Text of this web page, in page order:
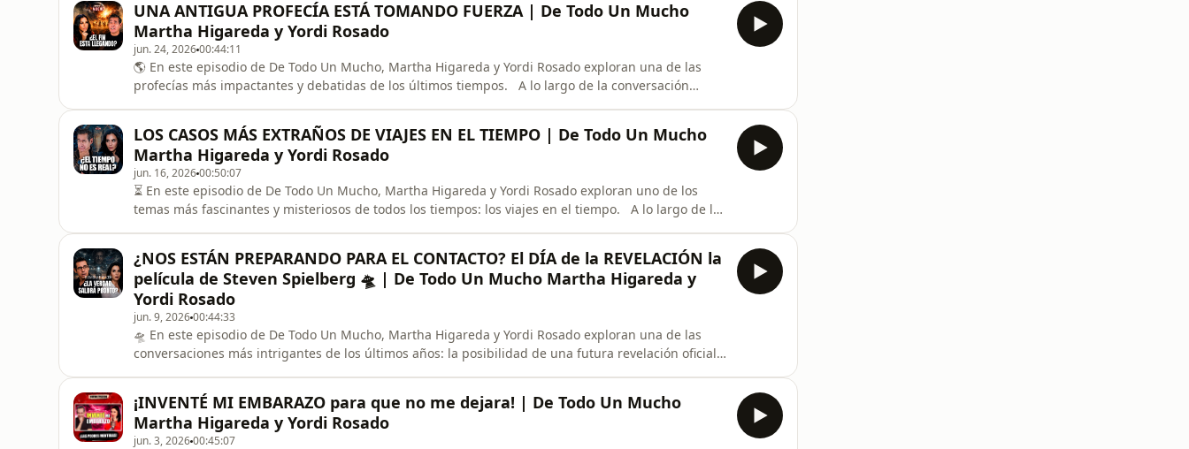
también entre quienes estudian antig
UNA ANTIGUA PROFECÍA ESTÁ TOMANDO FUERZA | De Todo Un Mucho
Martha Higareda y Yordi Rosado
jun. 24, 202600:44:11
🌎 En este episodio de De Todo Un Mucho, Martha Higareda y Yordi Rosado exploran una de las
profecías más impactantes y debatidas de los últimos tiempos. A lo largo de la conversación
apuntar a un acontecimiento que afectaría a toda la humanidad. Hablan de testimonios,
coincidencias, eventos históricos
LOS CASOS MÁS EXTRAÑOS DE VIAJES EN EL TIEMPO | De Todo Un Mucho
Martha Higareda y Yordi Rosado
jun. 16, 202600:50:07
⏳ En este episodio de De Todo Un Mucho, Martha Higareda y Yordi Rosado exploran uno de los
temas más fascinantes y misteriosos de todos los tiempos: los viajes en el tiempo. A lo largo de la
y personas que aseguran haber viajado al pasado o al futuro. También analizan algunos de los
relatos más
¿NOS ESTÁN PREPARANDO PARA EL CONTACTO? El DÍA de la REVELACIÓN la
película de Steven Spielberg 🛸 | De Todo Un Mucho Martha Higareda y
Yordi Rosado
jun. 9, 202600:44:33
🛸 En este episodio de De Todo Un Mucho, Martha Higareda y Yordi Rosado exploran una de las
conversaciones más intrigantes de los últimos años: la posibilidad de una futura revelación oficial
proyectos relacionados con Steven Spielberg, analizan por qué cada vez más personas hablan de
un posible "Día de la R
¡INVENTÉ MI EMBARAZO para que no me dejara! | De Todo Un Mucho
Martha Higareda y Yordi Rosado
jun. 3, 202600:45:07